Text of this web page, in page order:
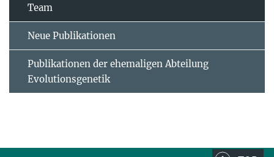
Team
Neue Publikationen
Publikationen der ehemaligen Abteilung
Evolutionsgenetik